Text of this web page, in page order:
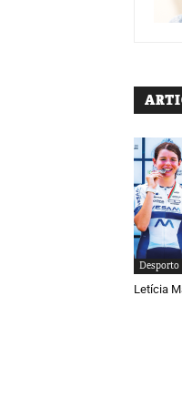
Desporto
Letícia